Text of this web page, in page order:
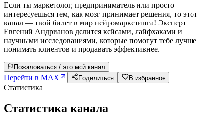
Если ты маркетолог, предприниматель или просто
интересуешься тем, как мозг принимает решения, то этот
канал — твой билет в мир нейромаркетинга! Эксперт
Евгений Андрианов делится кейсами, лайфхаками и
научными исследованиями, которые помогут тебе лучше
понимать клиентов и продавать эффективнее.
Пожаловаться / это мой канал
Перейти в MAX Поделиться В избранное
Статистика
Статистика канала